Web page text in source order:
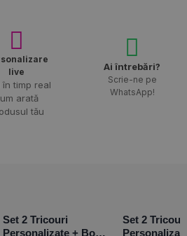
live
în timp real
arată
tău
Ai întrebări?
Scrie-ne pe
WhatsApp!
Set 2 Tricouri
Personalizate + Body
Set 2